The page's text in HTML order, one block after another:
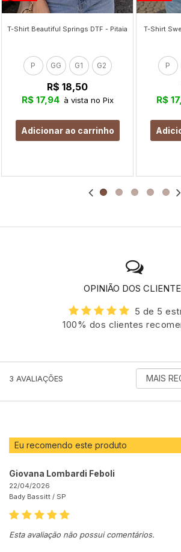
T-Shirt Beautiful Springs DTF - Pitaia
P GG G1 G2
R$ 18,50
R$ 17,94 à vista no Pix
Adicionar ao carrinho
T-Shirt
P
R$
OPINIÃO DOS
5 de 5
100% dos clientes
3 AVALIAÇÕES
ORDENAR
AVALIAÇÕES
Eu recomendo este produto
Giovana Lombardi Feboli
22/04/2026
Bady Bassitt / SP
Esta avaliação não possui comentários.